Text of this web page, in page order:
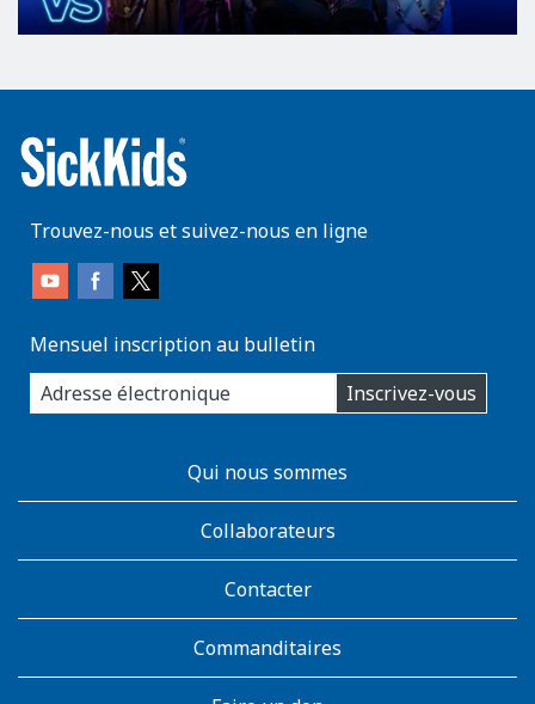
Trouvez-nous et suivez-nous en ligne
Mensuel inscription au bulletin
enter
you
email
Inscrivez-vous
AboutKidsHealthQui nous sommes
Collaborateurs
Contacter
Commanditaires